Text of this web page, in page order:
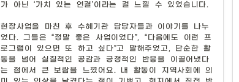
가 아닌 ‘가치 있는 연결’이라는 걸 느낄 수 있었습니다.
현장사업을 마친 후 수혜기관 담당자들과 이야기를 나누
었다. 그들은 “정말 좋은 사업이었다”, “다음에도 이런 프
로그램이 있으면 또 하고 싶다”고 말해주었고, 단순한 활
동을 넘어 실질적인 공감과 긍정적인 반응을 이끌어냈다
는 점에서 큰 보람을 느꼈어요. 내 활동이 지역사회에 의